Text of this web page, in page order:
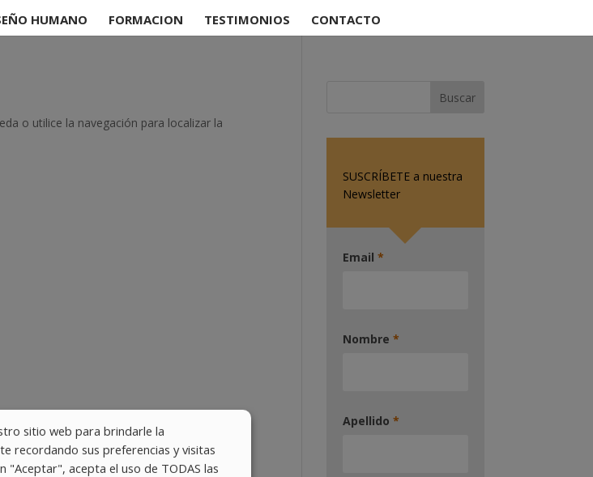
HUMANO FORMACION TESTIMONIOS CONTACTO
o utilice la navegación para localizar la
SUSCRÍBETE a nuestra
Newsletter
Email*
Nombre*
Apellido*
sitio web para brindarle la
recordando sus preferencias y visitas
"Aceptar", acepta el uso de TODAS las